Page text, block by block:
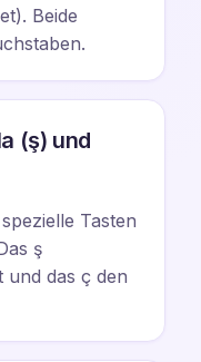
Beide
(ş) und
Tasten
ş
das ç den